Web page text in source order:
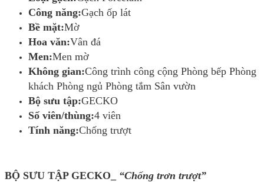
Công năng:Gạch ốp lát
Bề mặt:Mờ
Hoa văn:Vân đá
Men:Men mờ
Không gian:Công trình công cộng Phòng bếp Phòng
khách Phòng ngủ Phòng tắm Sân vườn
Bộ sưu tập:GECKO
Số viên/thùng:4 viên
Tính năng:Chống trượt
BỘ SƯU TẬP GECKO_ “Chống trơn trượt”